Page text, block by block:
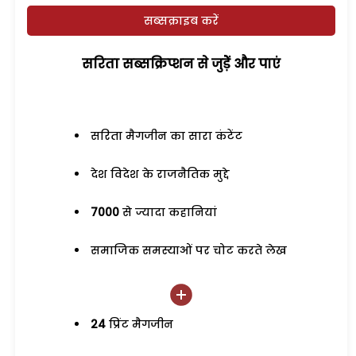
सब्सक्राइब करें
सरिता सब्सक्रिप्शन से जुड़ेें और पाएं
सरिता मैगजीन का सारा कंटेंट
देश विदेश के राजनैतिक मुद्दे
7000 से ज्यादा कहानियां
समाजिक समस्याओं पर चोट करते लेख
24 प्रिंट मैगजीन